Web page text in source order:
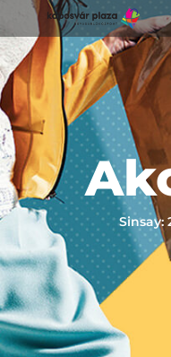
Sinsay: